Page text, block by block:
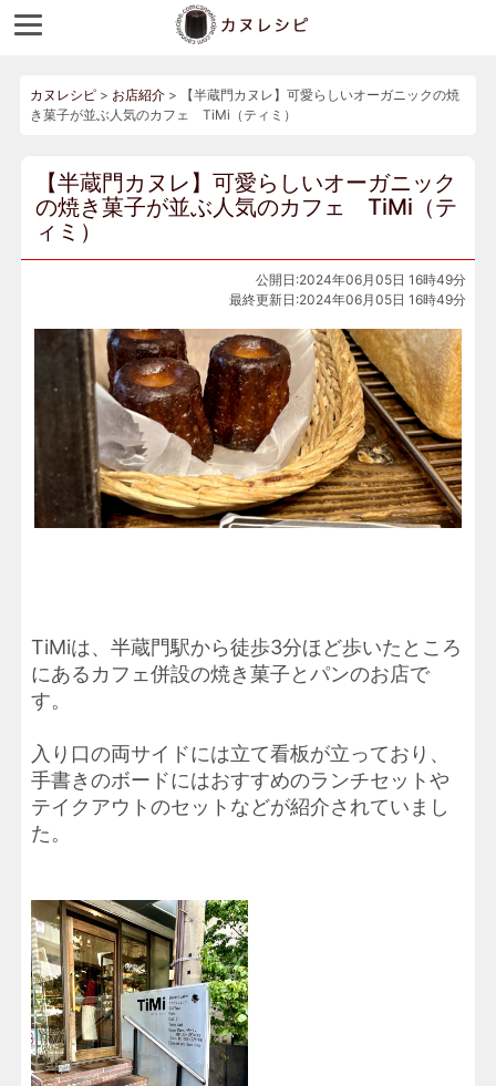
カヌレシピ> お店紹介>
【半蔵門カヌレ】可愛らしいオーガニックの焼
き菓子が並ぶ人気のカフェ TiMi（ティミ）
【半蔵門カヌレ】可愛らしいオーガニック
の焼き菓子が並ぶ人気のカフェ TiMi（テ
ィミ）
公開日:2024年06月05日 16時49分
最終更新日:2024年06月05日 16時49分
TiMiは、半蔵門駅から徒歩3分ほど歩いたところ
にあるカフェ併設の焼き菓子とパンのお店で
す。
入り口の両サイドには立て看板が立っており、
手書きのボードにはおすすめのランチセットや
テイクアウトのセットなどが紹介されていまし
た。